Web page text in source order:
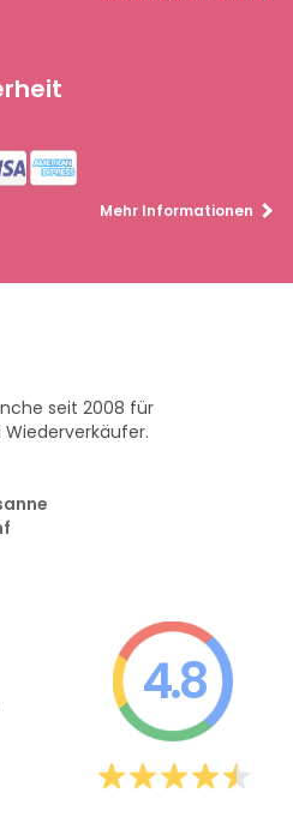
Mehr Informationen
seit 2008 für
4.8